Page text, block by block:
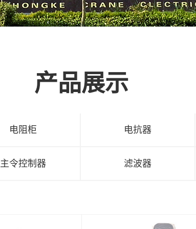
产品展示
电阻柜 电抗器
主令控制器 滤波器